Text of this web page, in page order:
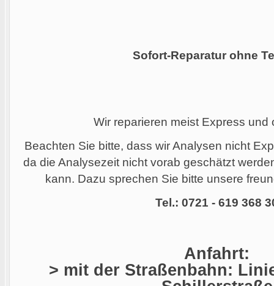
Sofort-Reparatur ohne
Wir reparieren meist Express und
Beachten Sie bitte, dass wir Analysen nicht
da die Analysezeit nicht vorab geschätzt
kann. Dazu sprechen Sie bitte unsere
Tel.: 0721 - 619 368
Anfahrt:
> mit der Straßenbahn: